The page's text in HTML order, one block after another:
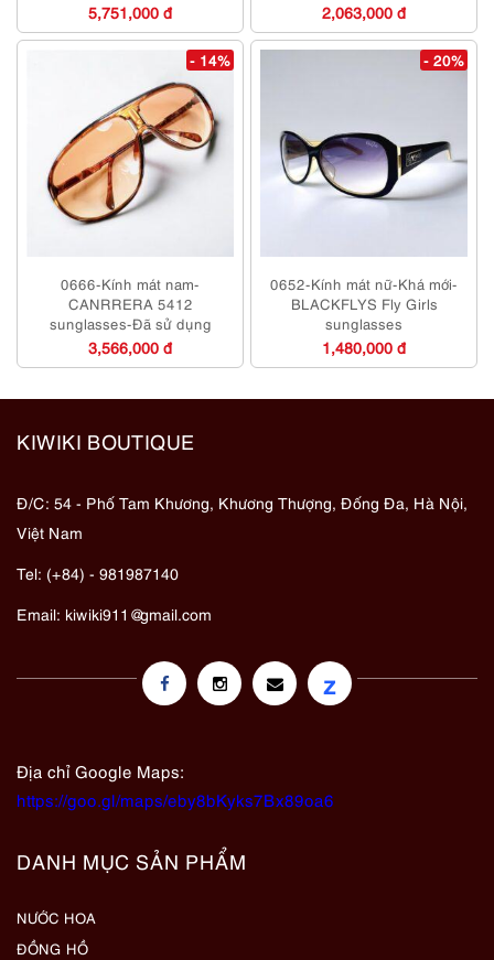
5,751,000 đ 2,063,000 đ
- 14%
0666-Kính mát nam-
CANRRERA 5412
sunglasses-Đã sử dụng
3,566,000 đ
- 20%
0652-Kính mát nữ-Khá mới-
BLACKFLYS Fly Girls
sunglasses
1,480,000 đ
KIWIKI BOUTIQUE
Đ/C: 54 - Phố Tam Khương, Khương Thượng, Đống Đa, Hà Nội,
Việt Nam
Tel: (+84) - 981987140
Email: kiwiki911@gmail.com
z
Địa chỉ Google Maps:
https://goo.gl/maps/eby8bKyks7Bx89oa6
DANH MỤC SẢN PHẨM
NƯỚC HOA
ĐỒNG HỒ